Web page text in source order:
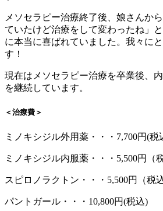
メソセラピー治療終了後、娘さんか
ていたけど治療をして変わったね」
に本当に喜ばれていました。我々に
す！
現在はメソセラピー治療を卒業後、
を継続しています。
＜治療費＞
ミノキシジル外用薬・・・7,700円(税
ミノキシジル内服薬・・・5,500円（
スピロノラクトン・・・5,500円（税
パントガール・・・10,800円(税込)